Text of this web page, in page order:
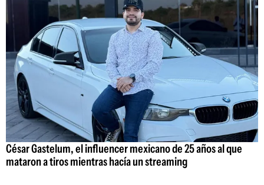
César Gastelum, el influencer mexicano de 25 años al que
mataron a tiros mientras hacía un streaming